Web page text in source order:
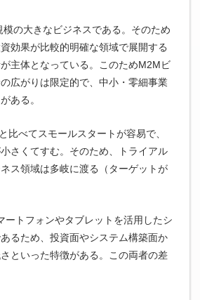
の大きなビジネスである。そのため
効果が比較的明確な領域で展開する
主体となっている。このためM2Mビ
広がりは限定的で、中小・零細事業
ある。
比べてスモールスタートが容易で、
さくてすむ。そのため、トライアル
ス領域は多岐に渡る（ターゲットが
ートフォンやタブレットを活用したシ
るため、投資面やシステム構築面か
といった特徴がある。この両者の差